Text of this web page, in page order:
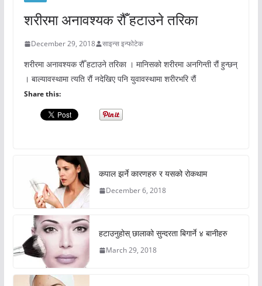
शरीरमा अनावश्यक रौँ हटाउने तरिका
December 29, 2018 साइन्स इन्फोटेक
शरीरमा अनावश्यक रौँ हटाउने तरिका । मानिसको शरीरमा अनगिन्ती रौं हुन्छन्
। बाल्यावस्थामा त्यति रौं नदेखिए पनि युवावस्थामा शरीरभरि रौं
Share this:
कपाल झर्ने कारणहरु र यसको रोकथाम
December 6, 2018
हटाउनुहोस् छालाको सुन्दरता बिगार्ने ४ बानीहरु
March 29, 2018